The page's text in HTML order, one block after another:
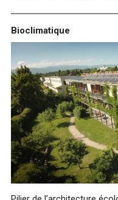
Bioclimatique